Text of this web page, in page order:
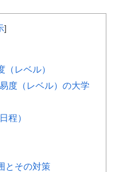
]
レベル）
度（レベル）の大学
程）
とその対策